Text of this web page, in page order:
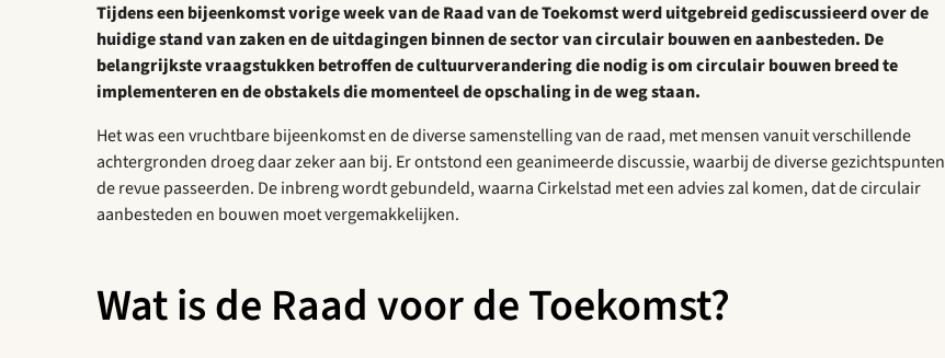
Tijdens een bijeenkomst vorige week van de Raad van de Toekomst werd uitgebreid gediscussieerd over de
huidige stand van zaken en de uitdagingen binnen de sector van circulair bouwen en aanbesteden. De
belangrijkste vraagstukken betroffen de cultuurverandering die nodig is om circulair bouwen breed te
implementeren en de obstakels die momenteel de opschaling in de weg staan.
Het was een vruchtbare bijeenkomst en de diverse samenstelling van de raad, met mensen vanuit verschillende
achtergronden droeg daar zeker aan bij. Er ontstond een geanimeerde discussie, waarbij de diverse gezichtspunten
de revue passeerden. De inbreng wordt gebundeld, waarna Cirkelstad met een advies zal komen, dat de circulair
aanbesteden en bouwen moet vergemakkelijken.
Wat is de Raad voor de Toekomst?